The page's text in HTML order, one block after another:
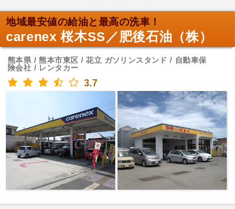
地域最安値の給油と最高の洗車！
carenex 桜木SS／肥後石油（株）
熊本県 / 熊本市東区 / 花立 ガソリンスタンド / 自動車保
険会社 / レンタカー
3.7